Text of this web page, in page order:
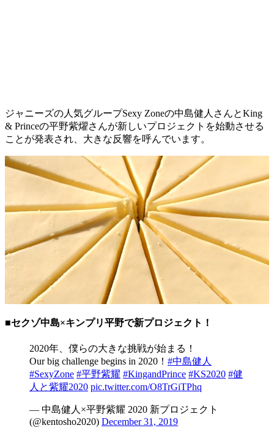
ジャニーズの人気グループSexy Zoneの中島健人さんとKing
& Princeの平野紫燿さんが新しいプロジェクトを始動させる
ことが発表され、大きな反響を呼んでいます。
■セクゾ中島×キンプリ平野で新プロジェクト！
2020年、僕らの大きな挑戦が始まる！
Our big challenge begins in 2020！ #中島健人
#SexyZone #平野紫耀 #KingandPrince #KS2020 #健
人と紫耀2020 pic.twitter.com/O8TrGiTPhq
— 中島健人×平野紫耀 2020 新プロジェクト
(@kentosho2020) December 31, 2019